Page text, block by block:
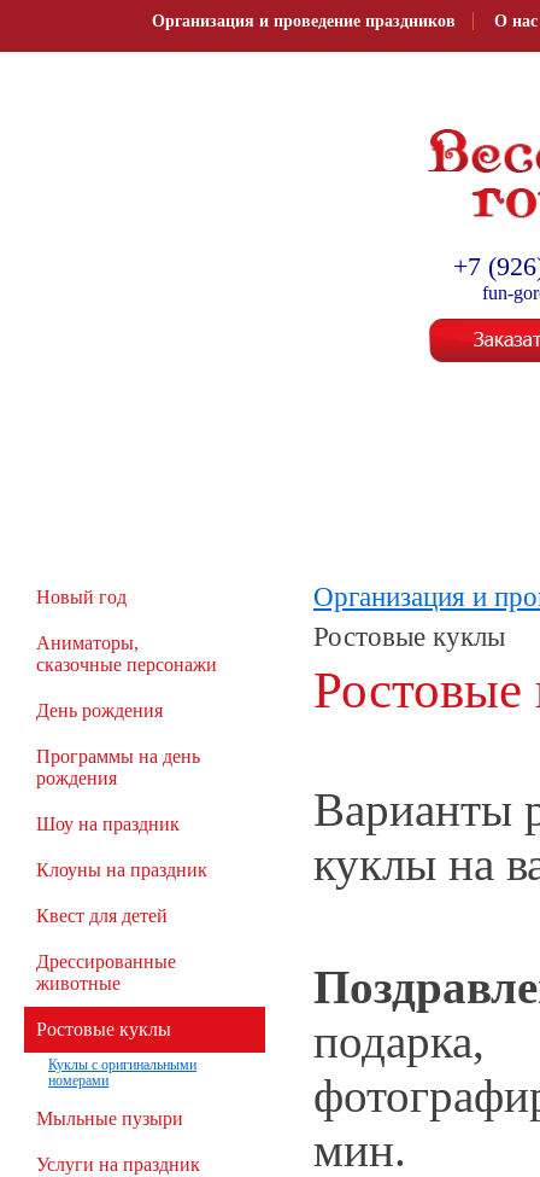
Организация и проведение праздников О нас
+7
fun-
Организация и
Ростовые куклы
Ростовые
Варианты
куклы на
подарка,
мин.
Новый год
Аниматоры,
сказочные персонажи
День рождения
Программы на день
рождения
Шоу на праздник
Клоуны на праздник
Квест для детей
Дрессированные
животные
Ростовые куклы
Куклы с оригинальными
номерами
Мыльные пузыри
Услуги на праздник